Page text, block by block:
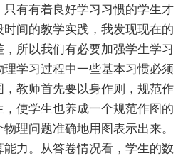
有有着良好学习习惯的学生才
间的教学实践，我发现现在的
所以我们有必要加强学生学习
学习过程中一些基本习惯必须
教师首先要以身作则，规范作
使学生也养成一个规范作图的
理问题准确地用图表示出来。
力。从答卷情况看，学生的数